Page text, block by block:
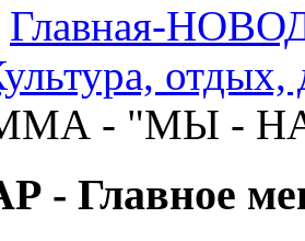
Главная-
отдых,
- "МЫ -
- Главное